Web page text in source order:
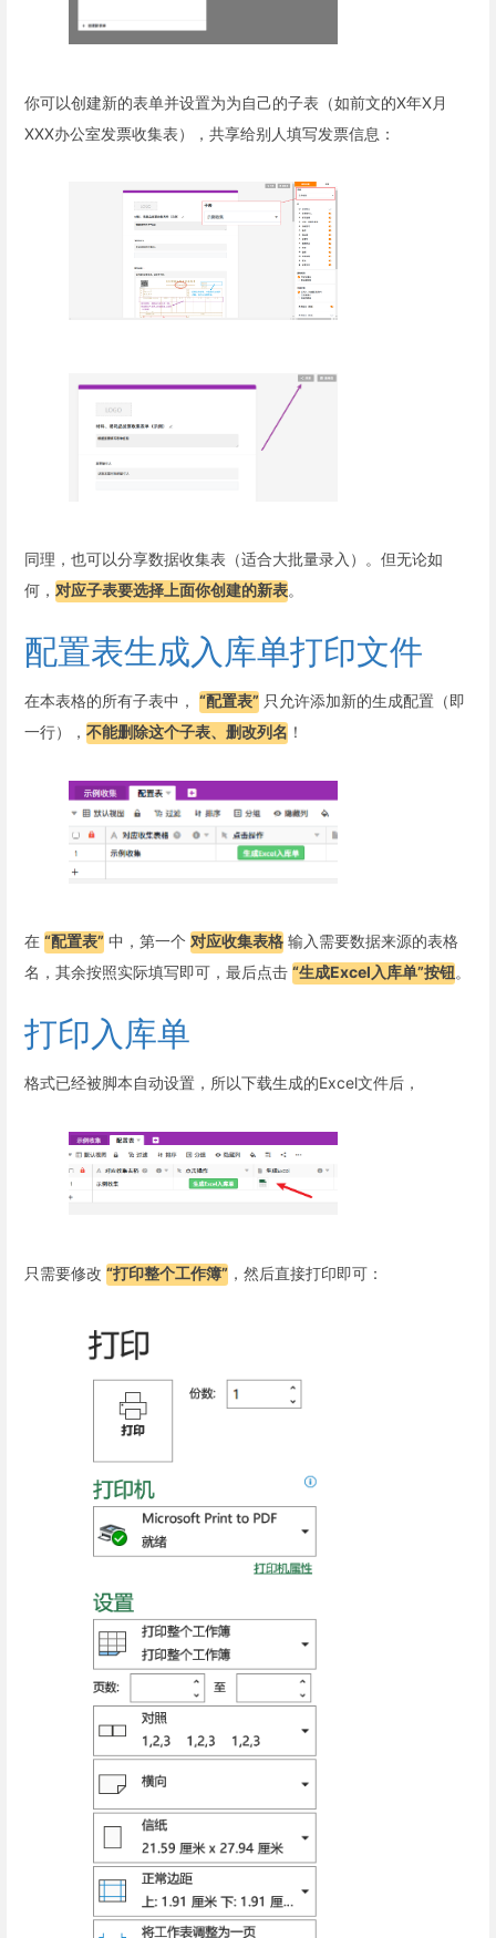
你可以创建新的表单并设置为为自己的子表（如前文的X年X月
XXX办公室发票收集表），共享给别人填写发票信息：
同理，也可以分享数据收集表（适合大批量录入）。但无论如
何， 对应子表要选择上面你创建的新表。
配置表生成入库单打印文件
在本表格的所有子表中， “配置表” 只允许添加新的生成配置（即
一行）， 不能删除这个子表、删改列名 ！
在 “配置表” 中，第一个 对应收集表格 输入需要数据来源的表格
名，其余按照实际填写即可，最后点击 “生成Excel入库单”按钮。
打印入库单
格式已经被脚本自动设置，所以下载生成的Excel文件后，
只需要修改 “打印整个工作簿” ，然后直接打印即可：